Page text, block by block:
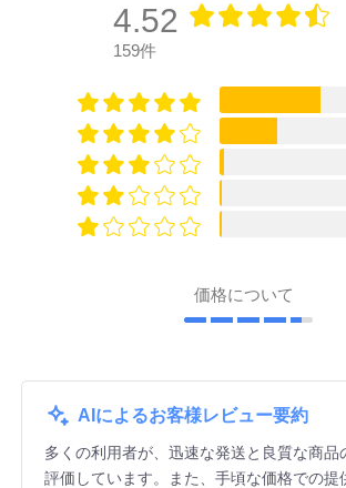
4.52
159件
価格について
AIによるお客様レビュー要約
多くの利用者が、迅速な発送と良質な商品
評価しています。また、手頃な価格での提